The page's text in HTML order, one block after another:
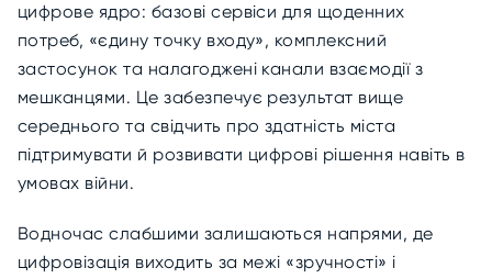
цифрове ядро: базові сервіси для щоденних
потреб, «єдину точку входу», комплексний
застосунок та налагоджені канали взаємодії з
мешканцями. Це забезпечує результат вище
середнього та свідчить про здатність міста
підтримувати й розвивати цифрові рішення навіть в
умовах війни.
Водночас слабшими залишаються напрями, де
цифровізація виходить за межі «зручності» і